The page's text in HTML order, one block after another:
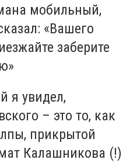
мобильный,
«Вашего
заберите
я увидел,
– это то, как
прикрытой
Калашникова (!)